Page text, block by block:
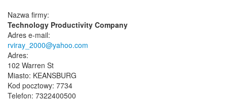
Nazwa firmy:
Technology Productivity Company
Adres e-mail:
rviray_2000@yahoo.com
Adres:
102 Warren St
Miasto: KEANSBURG
Kod pocztowy: 7734
Telefon: 7322400500